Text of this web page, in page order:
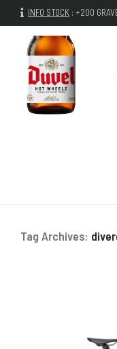
INFO STOCK : +200
Tag Archives: